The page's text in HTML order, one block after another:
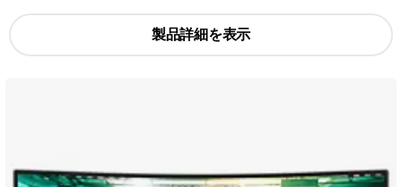
製品詳細を表示